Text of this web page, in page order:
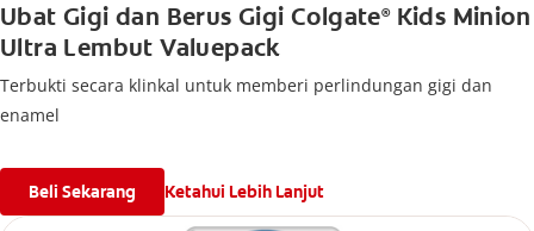
Ubat Gigi dan Berus Gigi Colgate®Kids Minion
Ultra Lembut Valuepack
Terbukti secara klinkal untuk memberi perlindungan gigi dan
enamel
Beli Sekarang Ketahui Lebih Lanjut